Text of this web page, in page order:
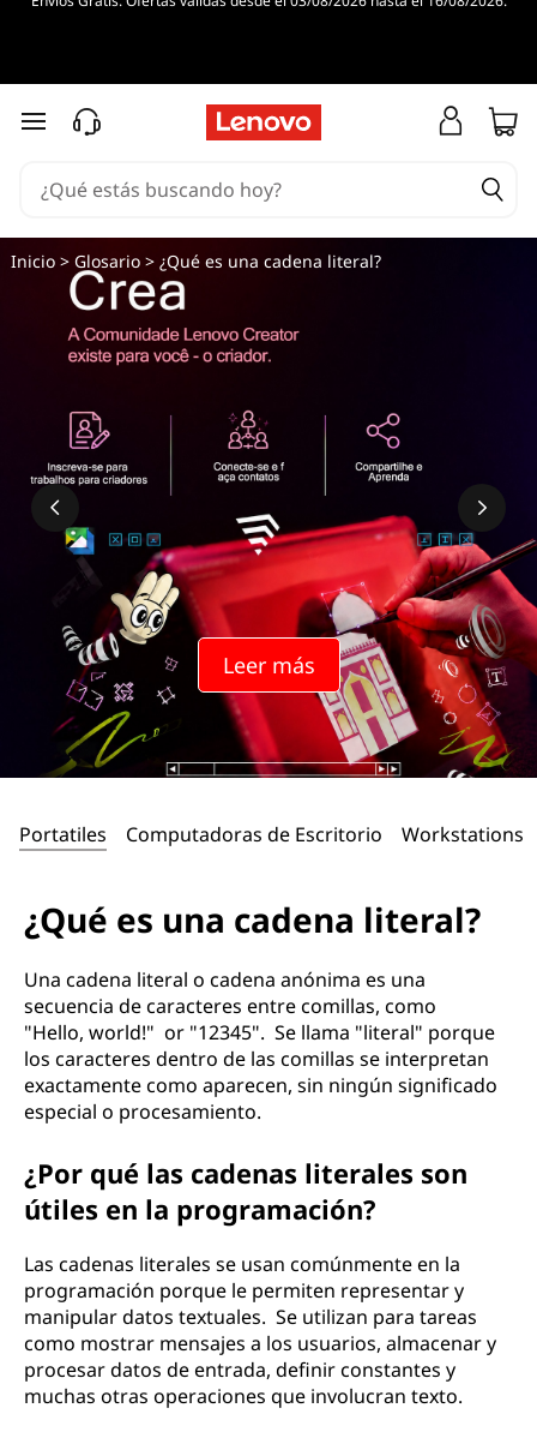
Ir al contenido principal
Leer más
Inicio> Glosario> ¿Qué es una cadena literal?
Portatiles Computadoras de Escritorio Workstations
¿Qué es una cadena literal?
Una cadena literal o cadena anónima es una
secuencia de caracteres entre comillas, como
"Hello, world!" or "12345". Se llama "literal" porque
los caracteres dentro de las comillas se interpretan
exactamente como aparecen, sin ningún significado
especial o procesamiento.
¿Por qué las cadenas literales son
útiles en la programación?
Las cadenas literales se usan comúnmente en la
programación porque le permiten representar y
manipular datos textuales. Se utilizan para tareas
como mostrar mensajes a los usuarios, almacenar y
procesar datos de entrada, definir constantes y
muchas otras operaciones que involucran texto.